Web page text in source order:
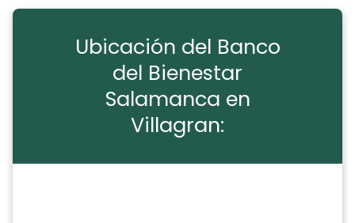
Ubicación del Banco
del Bienestar
Salamanca en
Villagran: